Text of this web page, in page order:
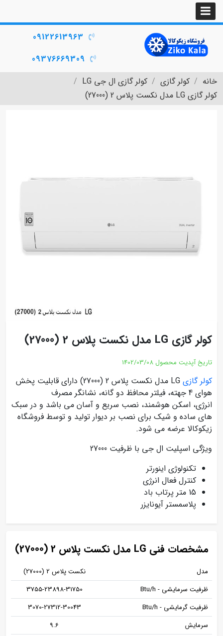
09122613963
09376669309
خانه
کولر گازی
کولر گازی ال جی LG
کولر گازی LG مدل نکست پلاس 2 (27000)
کولر گازی LG مدل نکست پلاس 2 (27000)
تاریخ آپدیت محصول 1402/03/08
کولر گازی
LG مدل نکست پلاس 2 (27000) دارای قابلیت پخش
هوای 4 جهته، فیلتر محافظ دو گانه، نشانگر مصرف
انرژی، اسکن هوشمند، نصب سریع و آسان می باشد و در سبک
های ساده و شیک برای نصب بر دیوار تولید و توسط فروشگاه
زیکوکالا عرضه می شود.
ویژگی اسپلیت ال جی با ظرفیت 27000
تکنولوژی اینورتر
کنترل فعال انرژی
15 متر پرتاب باد
پلاسمستر آیونایزر
مشخصات فنی LG مدل نکست پلاس 2 (27000)
مدل
نکست پلاس 2 (27000)
ظرفیت سرمایشی - Btu/h
3755-23898-31750
ظرفیت گرمایشی - Btu/h
3070-27312-30043
سرمایش
9.6